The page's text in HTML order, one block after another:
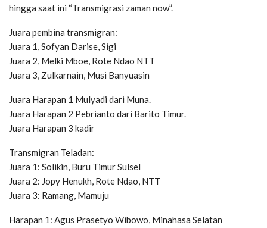
hingga saat ini “Transmigrasi zaman now”.
Juara pembina transmigran:
Juara 1, Sofyan Darise, Sigi
Juara 2, Melki Mboe, Rote Ndao NTT
Juara 3, Zulkarnain, Musi Banyuasin
Juara Harapan 1 Mulyadi dari Muna.
Juara Harapan 2 Pebrianto dari Barito Timur.
Juara Harapan 3 kadir
Transmigran Teladan:
Juara 1: Solikin, Buru Timur Sulsel
Juara 2: Jopy Henukh, Rote Ndao, NTT
Juara 3: Ramang, Mamuju
Harapan 1: Agus Prasetyo Wibowo, Minahasa Selatan